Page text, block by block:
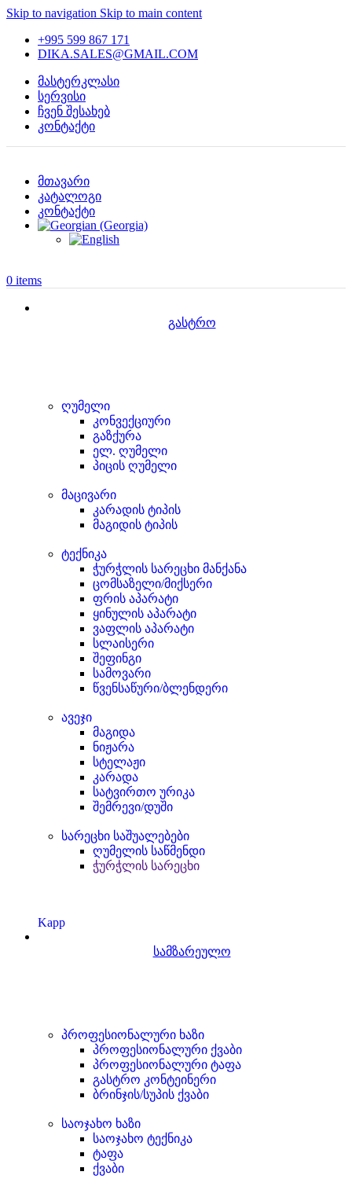
Skip to navigation Skip to main content
+995 599 867 171
DIKA.SALES@GMAIL.COM
მასტერკლასი
სერვისი
ჩვენ შესახებ
კონტაქტი
მთავარი
კატალოგი
კონტაქტი
0 items
გასტრო
ღუმელი
კონვექციური
გაზქურა
ელ. ღუმელი
პიცის ღუმელი
მაცივარი
კარადის ტიპის
მაგიდის ტიპის
ტექნიკა
ჭურჭლის სარეცხი მანქანა
ცომსაზელი/მიქსერი
ფრის აპარატი
ყინულის აპარატი
ვაფლის აპარატი
სლაისერი
შეფინგი
სამოვარი
წვენსაწური/ბლენდერი
ავეჯი
მაგიდა
ნიჟარა
სტელაჟი
კარადა
სატვირთო ურიკა
შემრევი/დუში
სარეცხი საშუალებები
ღუმელის საწმენდი
ჭურჭლის სარეცხი
Kapp
სამზარეულო
პროფესიონალური ხაზი
პროფესიონალური ქვაბი
პროფესიონალური ტაფა
გასტრო კონტეინერი
ბრინჯის/სუპის ქვაბი
საოჯახო ხაზი
საოჯახო ტექნიკა
ტაფა
ქვაბი